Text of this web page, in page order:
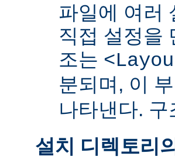
파일에 여러
직접 설정을
조는
분되며, 이
나타낸다.
설치 디렉토리